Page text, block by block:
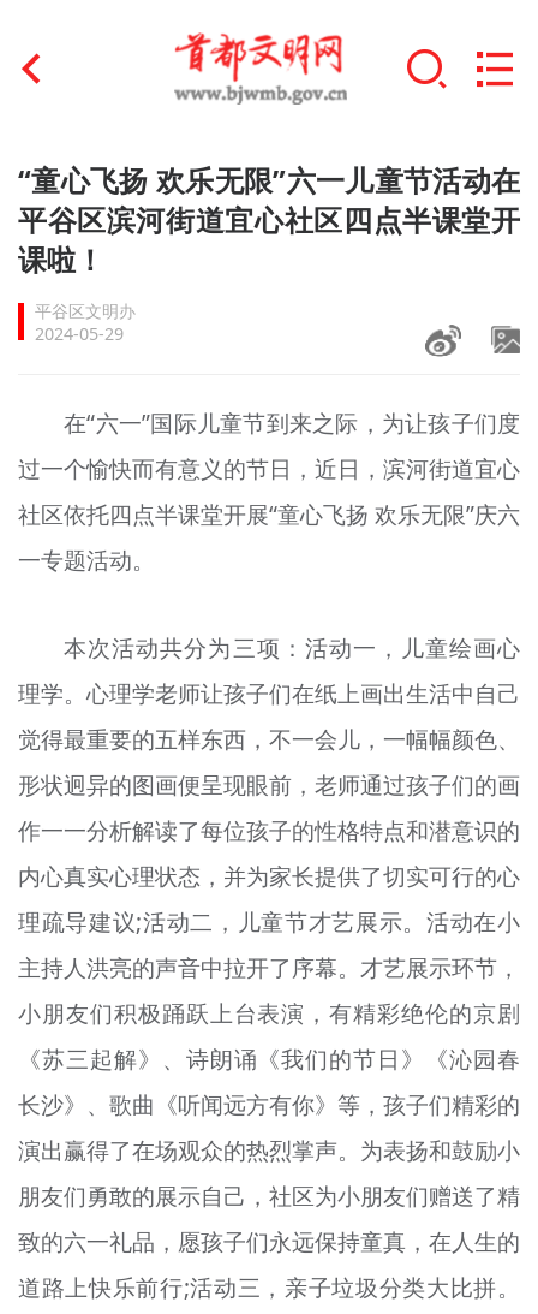
首页
文明创建
+
文明实践
文明培育
+
榜样人物
+
身边好人
文明评论
宣传思想文化人才
专题
资料库
+
“童心飞扬 欢乐无限”六一儿童节活动在
平谷区滨河街道宜心社区四点半课堂开
课啦！
平谷区文明办
2024-05-29
在“六一”国际儿童节到来之际，为让孩子们度
过一个愉快而有意义的节日，近日，滨河街道宜心
社区依托四点半课堂开展“童心飞扬 欢乐无限”庆六
一专题活动。
本次活动共分为三项：活动一，儿童绘画心
理学。心理学老师让孩子们在纸上画出生活中自己
觉得最重要的五样东西，不一会儿，一幅幅颜色、
形状迥异的图画便呈现眼前，老师通过孩子们的画
作一一分析解读了每位孩子的性格特点和潜意识的
内心真实心理状态，并为家长提供了切实可行的心
理疏导建议;活动二，儿童节才艺展示。活动在小
主持人洪亮的声音中拉开了序幕。才艺展示环节，
小朋友们积极踊跃上台表演，有精彩绝伦的京剧
《苏三起解》、诗朗诵《我们的节日》《沁园春
长沙》、歌曲《听闻远方有你》等，孩子们精彩的
演出赢得了在场观众的热烈掌声。为表扬和鼓励小
朋友们勇敢的展示自己，社区为小朋友们赠送了精
致的六一礼品，愿孩子们永远保持童真，在人生的
道路上快乐前行;活动三，亲子垃圾分类大比拼。